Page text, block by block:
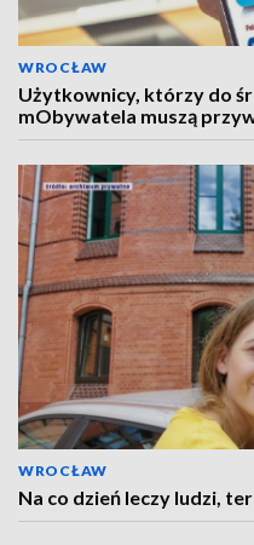
WROCŁAW
Użytkownicy, którzy do
mObywatela muszą
WROCŁAW
Na co dzień leczy ludzi,